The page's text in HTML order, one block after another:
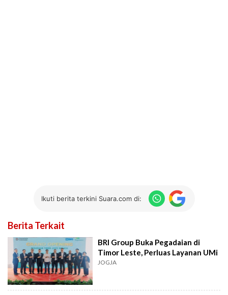
Ikuti berita terkini Suara.com di:
Berita Terkait
BRI Group Buka Pegadaian di
Timor Leste, Perluas Layanan UMi
JOGJA